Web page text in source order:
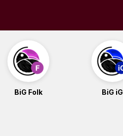
BiG Folk BiG iG